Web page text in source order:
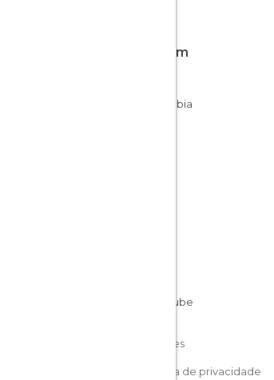
Fica em
Colômbia
Cookies
Política de privacidade